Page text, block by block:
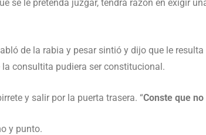
se le pretenda juzgar, tendrá razón en exigir
de la rabia y pesar sintió y dijo que le
la consultita pudiera ser constitucional.
y salir por la puerta trasera. “Conste que
y punto.